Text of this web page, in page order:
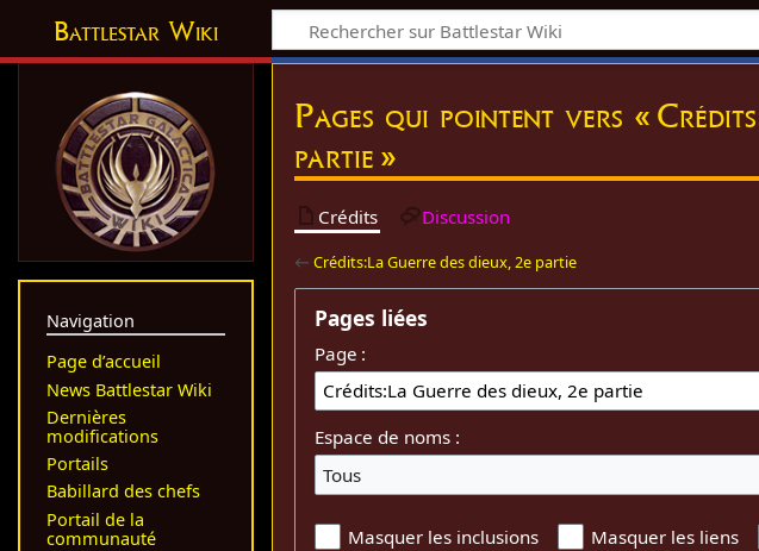
Battlestar Wiki
Pages qui pointent vers «
partie »
Crédits Discussion
←Crédits:La Guerre des dieux, 2e partie
Pages liées
Page :
Espace de noms :
Tous
Masquer les inclusions Masquer les liens
Navigation
Page d’accueil
News Battlestar Wiki
Dernières
modifications
Portails
Babillard des chefs
Portail de la
communauté